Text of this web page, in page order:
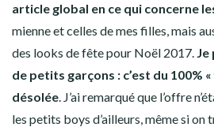
article global en ce qui concerne
mienne et celles de mes filles, mais
des looks de fête pour Noël 2017. Je
de petits garçons : c’est du 100% «
désolée. J’ai remarqué que l’offre
les petits boys d’ailleurs, même si on